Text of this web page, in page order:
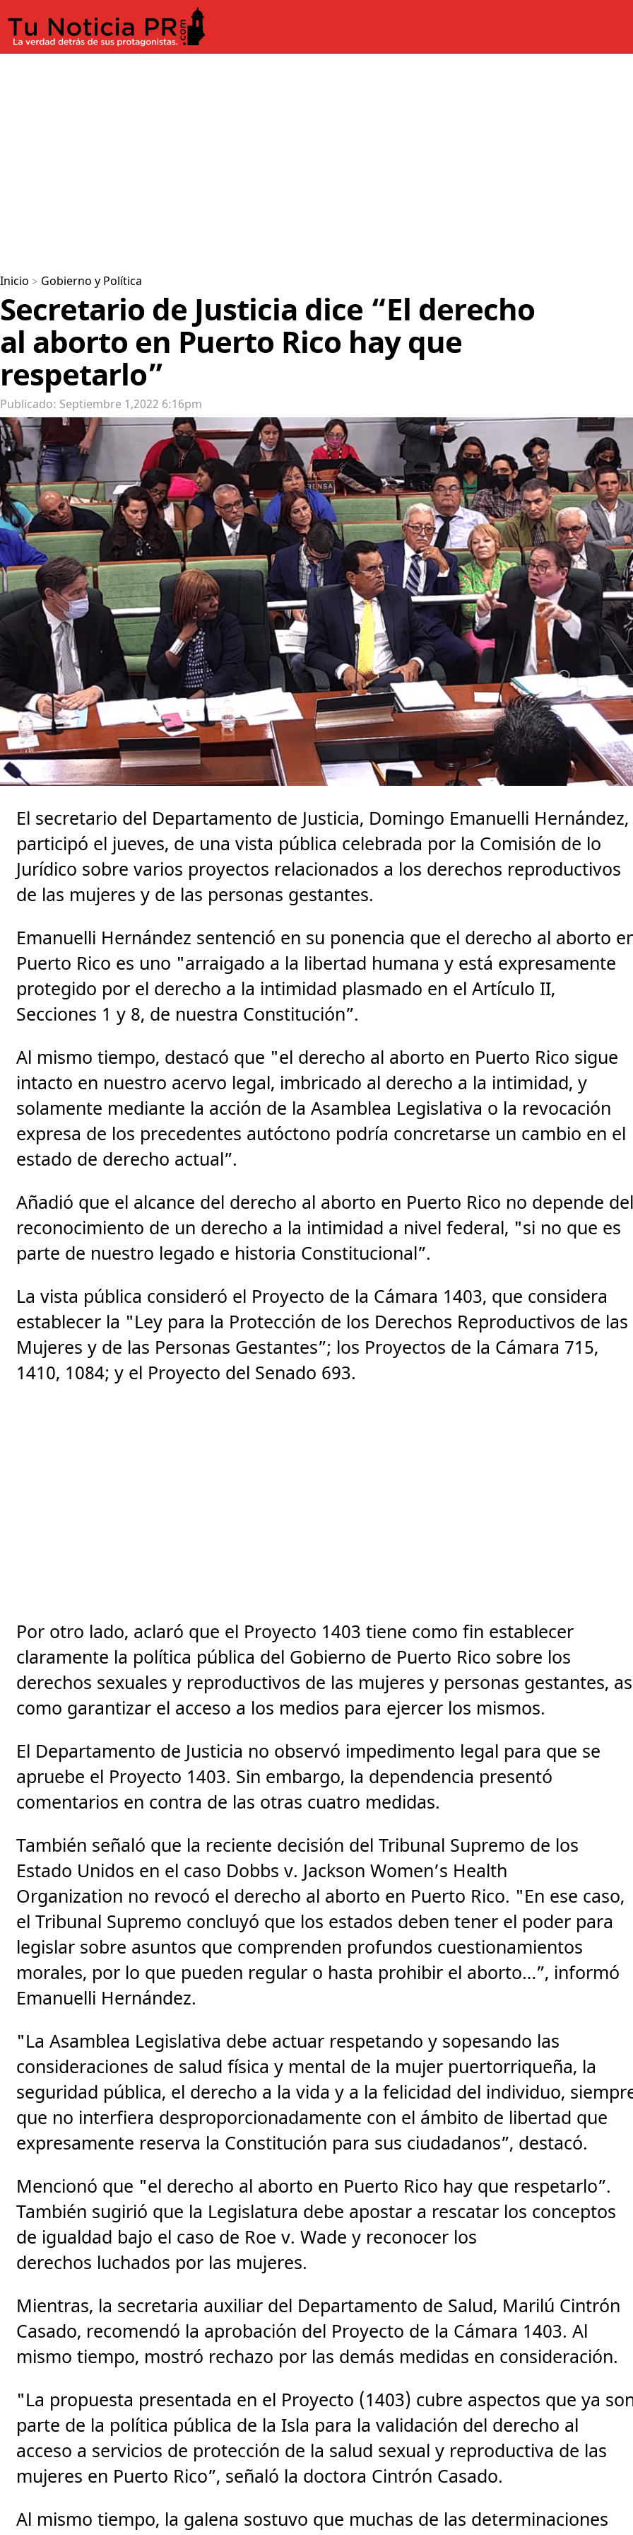
Inicio > Gobierno y Política
Secretario de Justicia dice “El derecho
al aborto en Puerto Rico hay que
respetarlo”
Publicado: Septiembre 1,2022 6:16pm
El secretario del Departamento de Justicia, Domingo Emanuelli Hernández,
participó el jueves, de una vista pública celebrada por la Comisión de lo
Jurídico sobre varios proyectos relacionados a los derechos reproductivos
de las mujeres y de las personas gestantes.
Emanuelli Hernández sentenció en su ponencia que el derecho al aborto
Puerto Rico es uno "arraigado a la libertad humana y está expresamente
protegido por el derecho a la intimidad plasmado en el Artículo II,
Secciones 1 y 8, de nuestra Constitución”.
Al mismo tiempo, destacó que "el derecho al aborto en Puerto Rico sigue
intacto en nuestro acervo legal, imbricado al derecho a la intimidad, y
solamente mediante la acción de la Asamblea Legislativa o la revocación
expresa de los precedentes autóctono podría concretarse un cambio en el
estado de derecho actual”.
Añadió que el alcance del derecho al aborto en Puerto Rico no depende
reconocimiento de un derecho a la intimidad a nivel federal, "si no que es
parte de nuestro legado e historia Constitucional”.
La vista pública consideró el Proyecto de la Cámara 1403, que considera
establecer la "Ley para la Protección de los Derechos Reproductivos de las
Mujeres y de las Personas Gestantes”; los Proyectos de la Cámara 715,
1410, 1084; y el Proyecto del Senado 693.
Por otro lado, aclaró que el Proyecto 1403 tiene como fin establecer
claramente la política pública del Gobierno de Puerto Rico sobre los
derechos sexuales y reproductivos de las mujeres y personas gestantes,
como garantizar el acceso a los medios para ejercer los mismos.
El Departamento de Justicia no observó impedimento legal para que se
apruebe el Proyecto 1403. Sin embargo, la dependencia presentó
comentarios en contra de las otras cuatro medidas.
También señaló que la reciente decisión del Tribunal Supremo de los
Estado Unidos en el caso Dobbs v. Jackson Women’s Health
Organization no revocó el derecho al aborto en Puerto Rico. "En ese caso,
el Tribunal Supremo concluyó que los estados deben tener el poder para
legislar sobre asuntos que comprenden profundos cuestionamientos
morales, por lo que pueden regular o hasta prohibir el aborto…”, informó
Emanuelli Hernández.
"La Asamblea Legislativa debe actuar respetando y sopesando las
consideraciones de salud física y mental de la mujer puertorriqueña, la
seguridad pública, el derecho a la vida y a la felicidad del individuo,
que no interfiera desproporcionadamente con el ámbito de libertad que
expresamente reserva la Constitución para sus ciudadanos”, destacó.
Mencionó que "el derecho al aborto en Puerto Rico hay que respetarlo”.
También sugirió que la Legislatura debe apostar a rescatar los conceptos
de igualdad bajo el caso de Roe v. Wade y reconocer los
derechos luchados por las mujeres.
Mientras, la secretaria auxiliar del Departamento de Salud, Marilú Cintrón
Casado, recomendó la aprobación del Proyecto de la Cámara 1403. Al
mismo tiempo, mostró rechazo por las demás medidas en consideración.
"La propuesta presentada en el Proyecto (1403) cubre aspectos que ya
parte de la política pública de la Isla para la validación del derecho al
acceso a servicios de protección de la salud sexual y reproductiva de las
mujeres en Puerto Rico”, señaló la doctora Cintrón Casado.
Al mismo tiempo, la galena sostuvo que muchas de las determinaciones